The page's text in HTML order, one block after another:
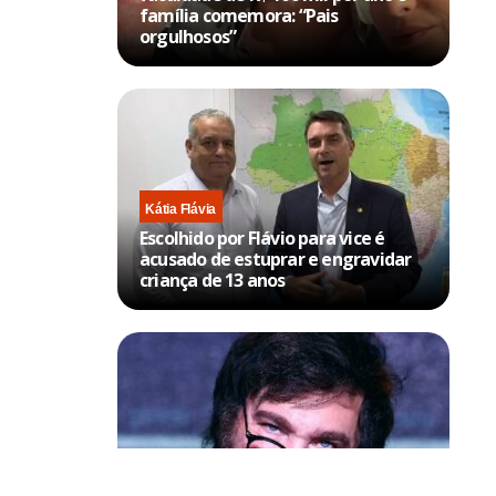
família comemora: “Pais
orgulhosos”
Kátia Flávia
Escolhido por Flávio para vice é
acusado de estuprar e engravidar
criança de 13 anos